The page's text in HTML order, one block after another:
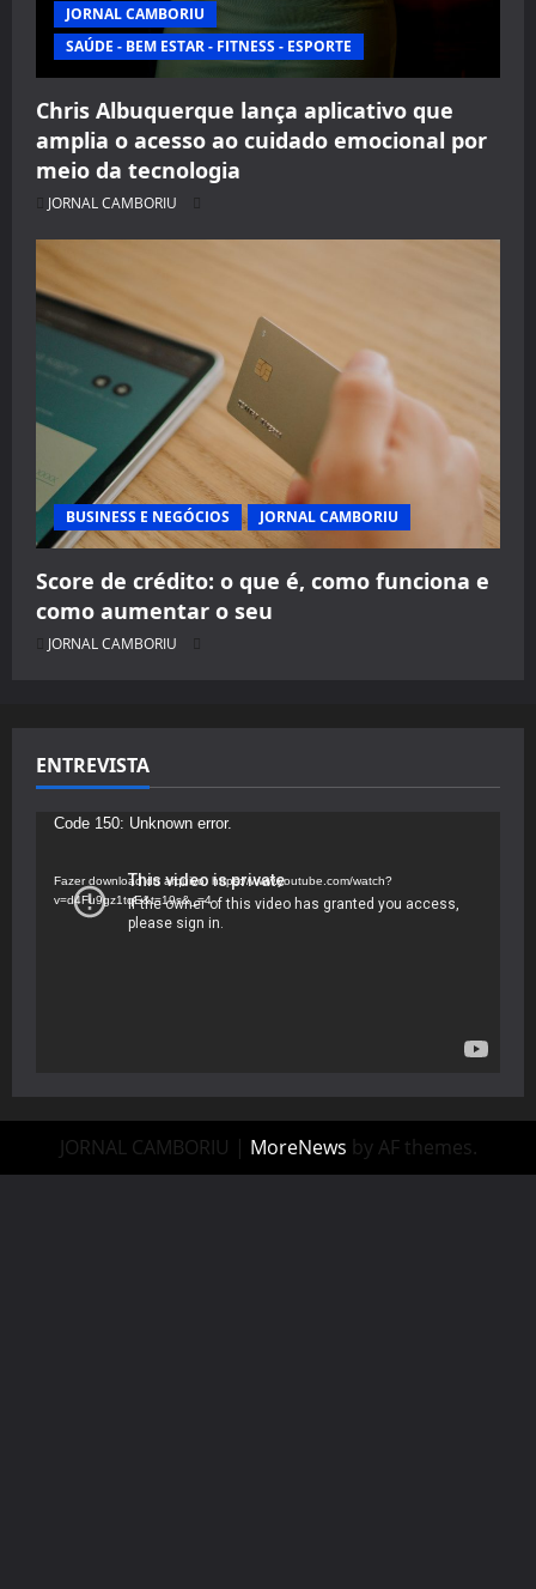
JORNAL CAMBORIU
SAÚDE - BEM ESTAR - FITNESS - ESPORTE
Chris Albuquerque lança aplicativo que
amplia o acesso ao cuidado emocional por
meio da tecnologia
JORNAL CAMBORIU
BUSINESS E NEGÓCIOS JORNAL CAMBORIU
Score de crédito: o que é, como funciona e
como aumentar o seu
JORNAL CAMBORIU
ENTREVISTA
Tocador
vídeo
Code 150: Unknown error.
Fazer download do arquivo: https://www.youtube.com/watch?
v=d4Fu9gz1tqE&t=19s&_=4
JORNAL CAMBORIU | MoreNews by AF themes.